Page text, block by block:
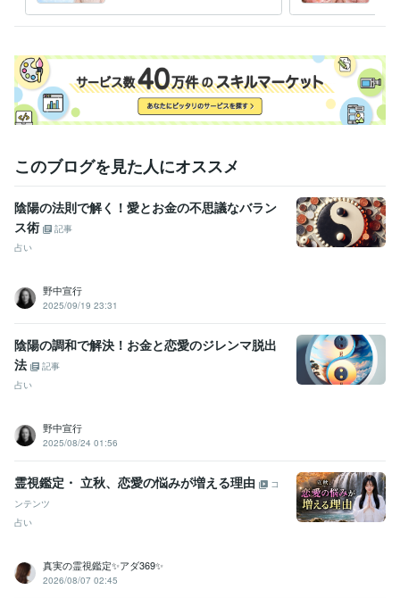
離席中や対応中の場合でも
どんな内容でもお待ちしています
✼••┈┈┈┈┈┈┈┈┈┈┈••✼
否定なし・秘密厳守・完全味方
経験職種
営業 / 法人営業 経験年数 : 1年
事務・ビジネスサポート / 秘書 経験年数 : 2年
人事 / 中途採用
職歴
日本マクドナルド株式会社 店舗マネジメント・採用・育成
3月 ~ 2016年2月
某大手IT企業（人事・総務） 2018年12月 ~ 2022年2月
観光親善大使
オンライン婚活スクール【婚活の法則】主宰 2025年11月 ~ 現在
受賞歴
ココナラ恋愛相談開始
（販売開始1ヶ月） 彼を沼らせるテクニック♡12選 彼に絶対やる
な！恋愛NG行動9選 彼を依存させる方法6選 ココナラ出品者ラン
ク　ゴールドランク到達
ココナラ販売件数　100件達成 引き寄せの
法則【集大成】がココナラカテゴリランキング1位獲得 ココナラ販売
テゴリ3位 ココナラ販売件数　400件達成
ーを解消
恋の
このブログを見た人にオススメ
陰陽の法則で解く！愛とお金の不思議なバラン
ス術
記事
占い
野中宣行
2025/09/19 23:31
陰陽の調和で解決！お金と恋愛のジレンマ脱出
法
記事
占い
野中宣行
2025/08/24 01:56
霊視鑑定・ 立秋、恋愛の悩みが増える理由
コ
ンテンツ
占い
真実の霊視鑑定✨アダ369✨
2026/08/07 02:45